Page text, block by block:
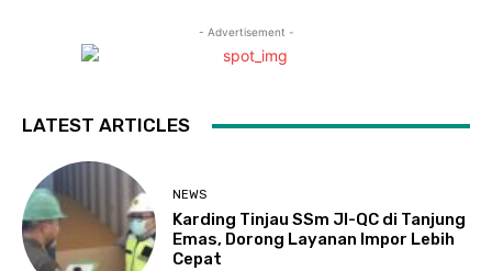
- Advertisement -
LATEST ARTICLES
NEWS
Karding Tinjau SSm JI-QC di Tanjung
Emas, Dorong Layanan Impor Lebih
Cepat